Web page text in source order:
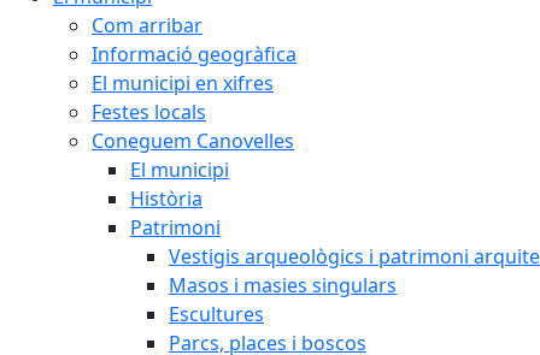
Com arribar
Informació geogràfica
El municipi en xifres
Festes locals
Coneguem Canovelles
El municipi
Història
Patrimoni
Vestigis arqueològics i patrimoni
Masos i masies singulars
Escultures
Parcs, places i boscos